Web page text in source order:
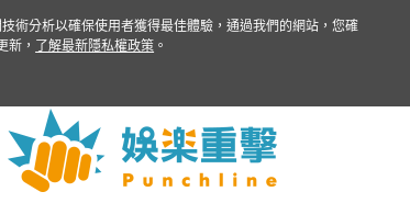
術分析以確保使用者獲得最佳體驗，通過我們的網站，您確
新，
了解最新隱私權政策 。